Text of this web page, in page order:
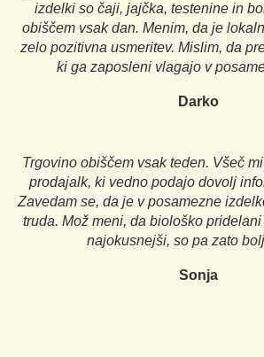
izdelki so čaji, jajčka, testenine in
obiščem vsak dan. Menim, da je
zelo pozitivna usmeritev. Mislim, da
ki ga zaposleni vlagajo v
Darko
Trgovino obiščem vsak teden. Všeč
prodajalk, ki vedno podajo dovolj
Zavedam se, da je v posamezne
truda. Mož meni, da biološko
najokusnejši, so pa zato
Sonja